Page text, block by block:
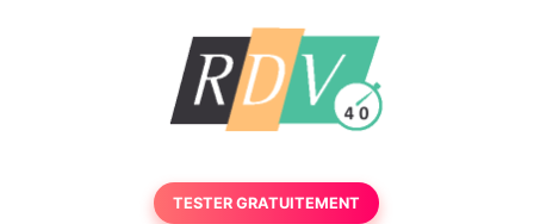
TESTER GRATUITEMENT